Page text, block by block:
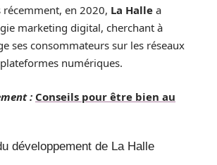
récemment, en 2020, La Halle a
marketing digital, cherchant à
ses consommateurs sur les réseaux
numériques.
: Conseils pour être bien au
développement de La Halle